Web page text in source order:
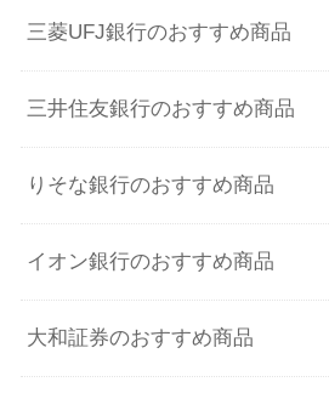
三菱UFJ銀行のおすすめ商品
三井住友銀行のおすすめ商品
りそな銀行のおすすめ商品
イオン銀行のおすすめ商品
大和証券のおすすめ商品